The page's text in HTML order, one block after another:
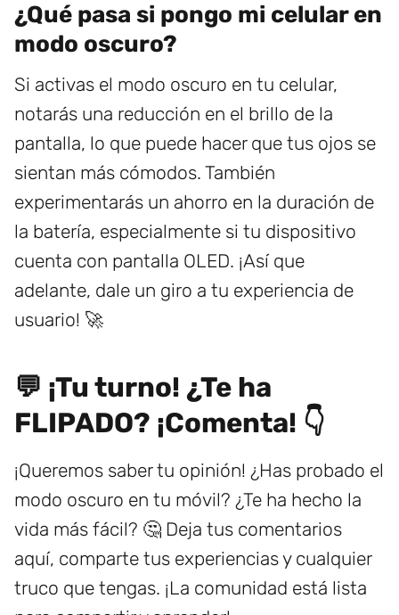
¿Qué pasa si pongo mi celular en
modo oscuro?
Si activas el modo oscuro en tu celular,
notarás una reducción en el brillo de la
pantalla, lo que puede hacer que tus ojos se
sientan más cómodos. También
experimentarás un ahorro en la duración de
la batería, especialmente si tu dispositivo
cuenta con pantalla OLED. ¡Así que
adelante, dale un giro a tu experiencia de
usuario! 🚀
💬 ¡Tu turno! ¿Te ha
FLIPADO? ¡Comenta! 👇
¡Queremos saber tu opinión! ¿Has probado el
modo oscuro en tu móvil? ¿Te ha hecho la
vida más fácil? 🤔 Deja tus comentarios
aquí, comparte tus experiencias y cualquier
truco que tengas. ¡La comunidad está lista